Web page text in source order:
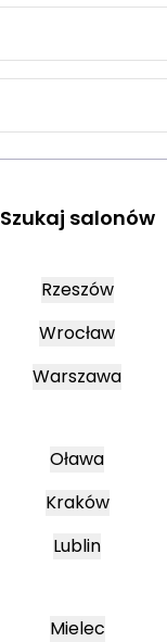
Szukaj salonów
Rzeszów
Wrocław
Warszawa
Oława
Kraków
Lublin
Mielec